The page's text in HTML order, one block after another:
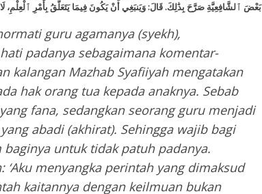
بَعْضَ ٱلشَّافِعِيَّةِ صَرَّحَ بِذَٰلِكَ. قَالَ: وَيَنبَغِي أَنْ يَكُونَ فِيمَا يَتَعَلَّقُ بِأَمْرِ ٱلْعِلْمِ،
guru agamanya (syekh),
padanya sebagaimana komentar-
kalangan Mazhab Syafiiyah mengatakan
hak orang tua kepada anaknya. Sebab
fana, sedangkan seorang guru menjadi
abadi (akhirat). Sehingga wajib bagi
untuk tidak patuh padanya.
menyangka perintah yang dimaksud
kaitannya dengan keilmuan bukan